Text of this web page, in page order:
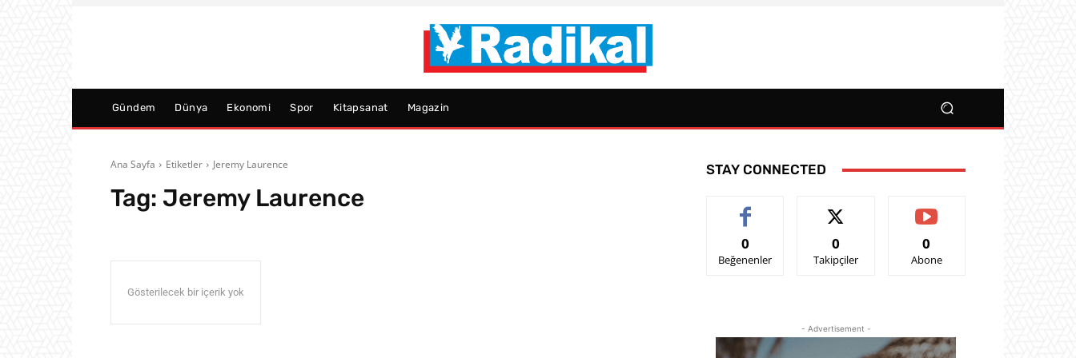
Gündem Dünya Ekonomi Spor Kitapsanat Magazin
Ana Sayfa Etiketler Jeremy Laurence
Tag: Jeremy Laurence
Gösterilecek bir içerik yok
STAY CONNECTED
0
Beğenenler
0
Takipçiler
0
Abone
- Advertisement -